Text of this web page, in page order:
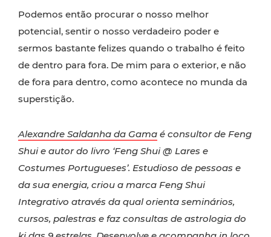
Podemos então procurar o nosso melhor
potencial, sentir o nosso verdadeiro poder e
sermos bastante felizes quando o trabalho é feito
de dentro para fora. De mim para o exterior, e não
de fora para dentro, como acontece no munda da
superstição.
Alexandre Saldanha da Gama é consultor de Feng
Shui e autor do livro ‘Feng Shui @ Lares e
Costumes Portugueses’. Estudioso de pessoas e
da sua energia, criou a marca Feng Shui
Integrativo através da qual orienta seminários,
cursos, palestras e faz consultas de astrologia do